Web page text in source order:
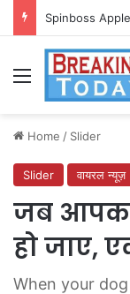
Spinboss
Menu
Home / Slider
Slider वायरल न्यूज़
जब आपका
हो जाए,
When your